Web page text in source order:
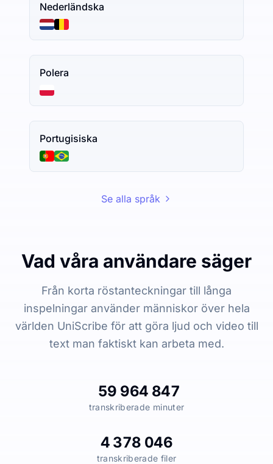
Nederländska
Polera
Portugisiska
Se alla språk
Vad våra användare säger
Från korta röstanteckningar till långa
inspelningar använder människor över hela
världen UniScribe för att göra ljud och video till
text man faktiskt kan arbeta med.
59 964 847
transkriberade minuter
4 378 046
transkriberade filer